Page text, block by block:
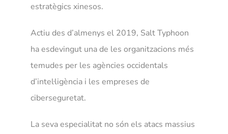
estratègics xinesos.
Actiu des d’almenys el 2019, Salt Typhoon
ha esdevingut una de les organitzacions més
temudes per les agències occidentals
d’intel·ligència i les empreses de
ciberseguretat.
La seva especialitat no són els atacs massius